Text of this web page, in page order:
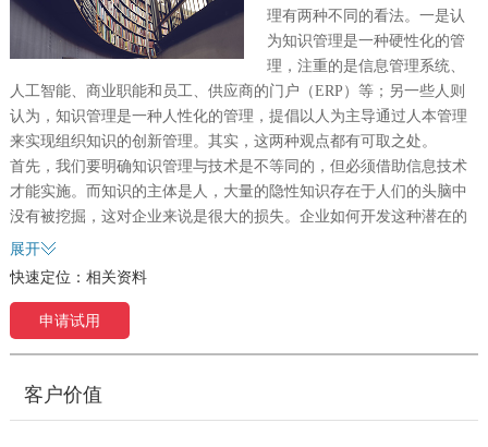
理有两种不同的看法。一是认
为知识管理是一种硬性化的管
理，注重的是信息管理系统、
人工智能、商业职能和员工、供应商的门户（ERP）等；另一些人则
认为，知识管理是一种人性化的管理，提倡以人为主导通过人本管理
来实现组织知识的创新管理。其实，这两种观点都有可取之处。
首先，我们要明确知识管理与技术是不等同的，但必须借助信息技术
才能实施。而知识的主体是人，大量的隐性知识存在于人们的头脑中
没有被挖掘，这对企业来说是很大的损失。企业如何开发这种潜在的
知识就成了知识管理的一项重要的任务。
我们可以说知识管理是协助企业组织和个人，围绕各种来源的知识内
业个人、组织运营、客户价值以及经济绩效等诸方面形成知识优势和
产生价值的过程。知识管理已经成为指导企业管理的核心。
展开
快速定位： 相关资料
申请试用
客户价值